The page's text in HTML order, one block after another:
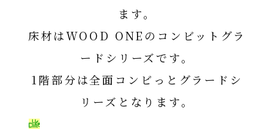
ます。
床材はWOOD ONEのコンビットグラ
ードシリーズです。
1階部分は全面コンビっとグラードシ
リーズとなります。